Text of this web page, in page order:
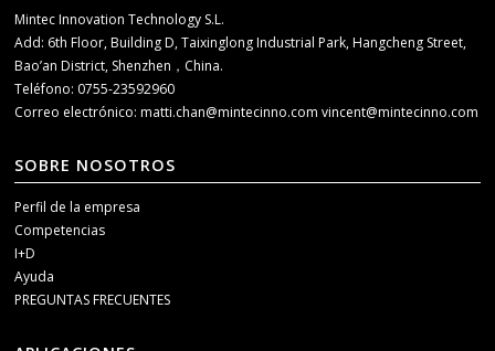
Mintec Innovation Technology S.L.
Add: 6th Floor, Building D, Taixinglong Industrial Park, Hangcheng Street,
Bao’an District, Shenzhen，China.
Teléfono: 0755-23592960
Correo electrónico:matti.chan@mintecinno.comvincent@mintecinno.com
SOBRE NOSOTROS
Perfil de la empresa
Competencias
I+D
Ayuda
PREGUNTAS FRECUENTES